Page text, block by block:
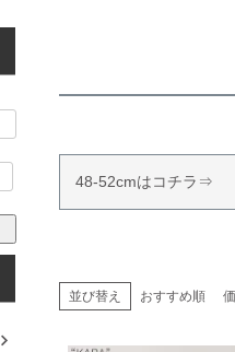
48-52cmはコチラ⇒
並び替え おすすめ順